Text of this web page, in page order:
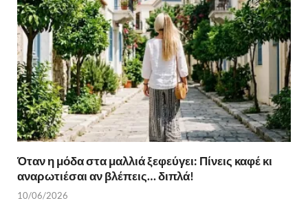
Όταν η μόδα στα μαλλιά ξεφεύγει: Πίνεις καφέ κι
αναρωτιέσαι αν βλέπεις… διπλά!
10/06/2026